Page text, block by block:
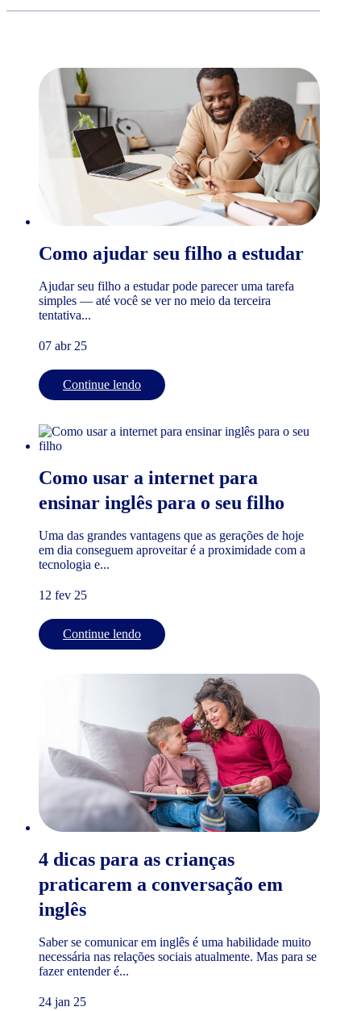
Como ajudar seu filho a estudar
Ajudar seu filho a estudar pode parecer uma tarefa
simples — até você se ver no meio da terceira
tentativa...
07 abr 25
Continue lendo
Como usar a internet para
ensinar inglês para o seu filho
Uma das grandes vantagens que as gerações de hoje
em dia conseguem aproveitar é a proximidade com a
tecnologia e...
12 fev 25
Continue lendo
4 dicas para as crianças
praticarem a conversação em
inglês
Saber se comunicar em inglês é uma habilidade muito
necessária nas relações sociais atualmente. Mas para se
fazer entender é...
24 jan 25